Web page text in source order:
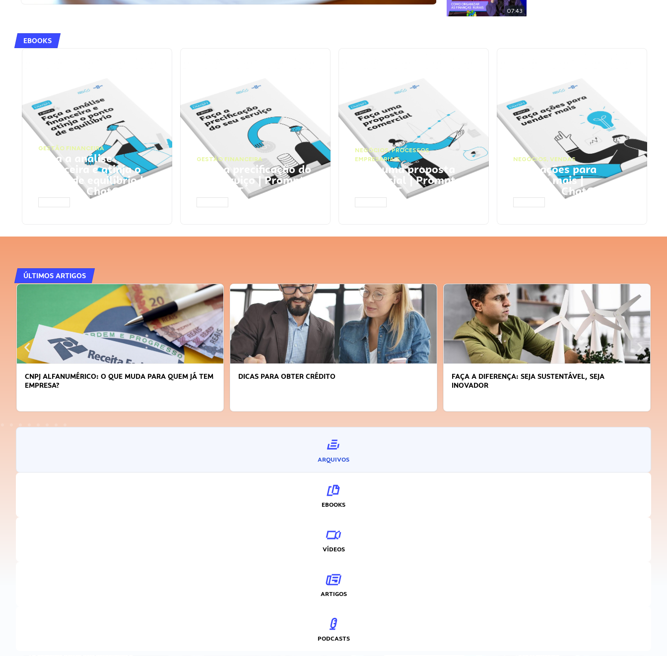
07:43
EBOOKS
GESTÃO FINANCEIRA
Faça a análise
financeira e atinja o
ponto de equilíbrio |
Prompts ChatGPT
GESTÃO FINANCEIRA
Faça a precificação do
seu serviço | Prompts
ChatGPT
NEGÓCIOS,PROCESSOS
EMPRESARIAIS
Faça uma proposta
comercial | Prompts
ChatGPT
NEGÓCIOS, VENDAS
Faça ações para
vender mais |
Prompts ChatGPT
ÚLTIMOS ARTIGOS
CNPJ ALFANUMÉRICO: O QUE MUDA PARA QUEM JÁ TEM
EMPRESA?
DICAS PARA OBTER CRÉDITO
FAÇA A DIFERENÇA: SEJA SUSTENTÁVEL, SEJA
INOVADOR
ARQUIVOS
EBOOKS
VÍDEOS
ARTIGOS
PODCASTS